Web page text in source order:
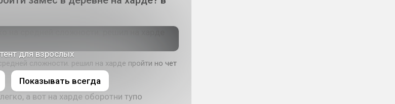
сложности. решил на харде пройти но чет
а вот на харде оборотни тупо
для взрослых
Показывать всегда